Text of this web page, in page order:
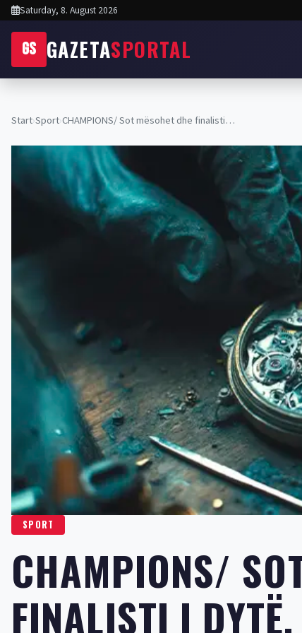
Saturday, 8. August 2026
GS GAZETASPORTAL
Start›Sport›CHAMPIONS/ Sot mësohet dhe finalisti…
SPORT
CHAMPIONS/
FINALISTI I